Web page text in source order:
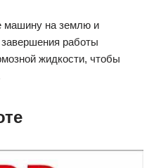
машину на землю и
работы
жидкости, чтобы